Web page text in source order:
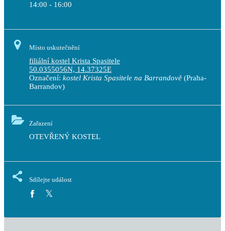
14:00 - 16:00
Místo uskutečnění
filiální kostel Krista Spasitele
50.0355056N, 14.37325E
Označení: kostel Krista Spasitele na Barrandově (Praha-
Barrandov)
Zařazení
OTEVŘENÝ KOSTEL
Sdílejte událost